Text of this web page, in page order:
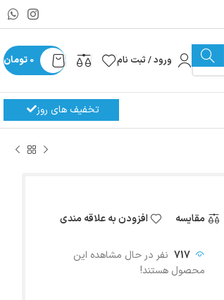
ورود / ثبت نام 0 تومان
تخفیف های روز
مقایسه افزودن به علاقه مندی
717 نفر در حال مشاهده این
محصول هستند!